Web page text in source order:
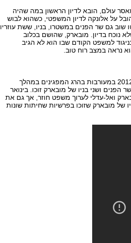
עולם, הובא לדיון הראשון במה שהיה
על אלונקה לדיון המשפטי, כשהוא לבוש
שוב גם שר הפנים במשטרו, בניו, ששת עוזריו
נוכח בדיון. מובארק, שהושם בכלוב
למשפט הקודם שבו הוא לא הגיב
נראה במצב רוח טוב.
מובארק ושר הפנים הורשעו ב-2 ביוני 2012 במעורבות בהרג המפגינים במהלך
של שר הפנים ושני בניו של מובארק זוכו. בינואר
ואל-עדלי לערוך משפט חוזר, אך גם את
של מובארק שזוכו בפרשיות שחיתות שונות